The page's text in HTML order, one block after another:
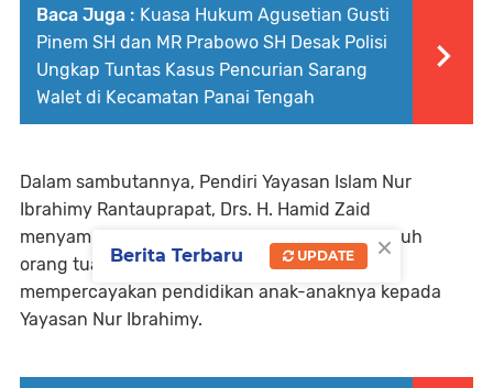
Baca Juga : Kuasa Hukum Agusetian Gusti
Pinem SH dan MR Prabowo SH Desak Polisi
Ungkap Tuntas Kasus Pencurian Sarang
Walet di Kecamatan Panai Tengah
Dalam sambutannya, Pendiri Yayasan Islam Nur
Ibrahimy Rantauprapat, Drs. H. Hamid Zaid
menyampaikan rasa terima kasih kepada seluruh
orang tua murid yang selama ini telah
mempercayakan pendidikan anak-anaknya kepada
Yayasan Nur Ibrahimy.
×
Berita Terbaru UPDATE